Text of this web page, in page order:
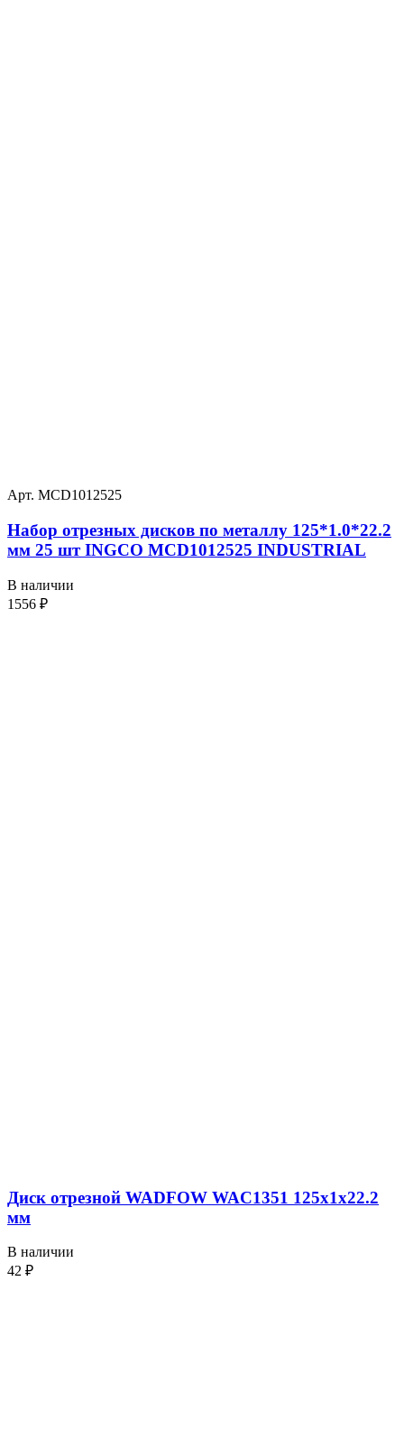
Арт. MCD1012525
Набор отрезных дисков по металлу 125*1.0*22.2
мм 25 шт INGCO MCD1012525 INDUSTRIAL
В наличии
1556 ₽
Диск отрезной WADFOW WAC1351 125х1х22.2
мм
В наличии
42 ₽